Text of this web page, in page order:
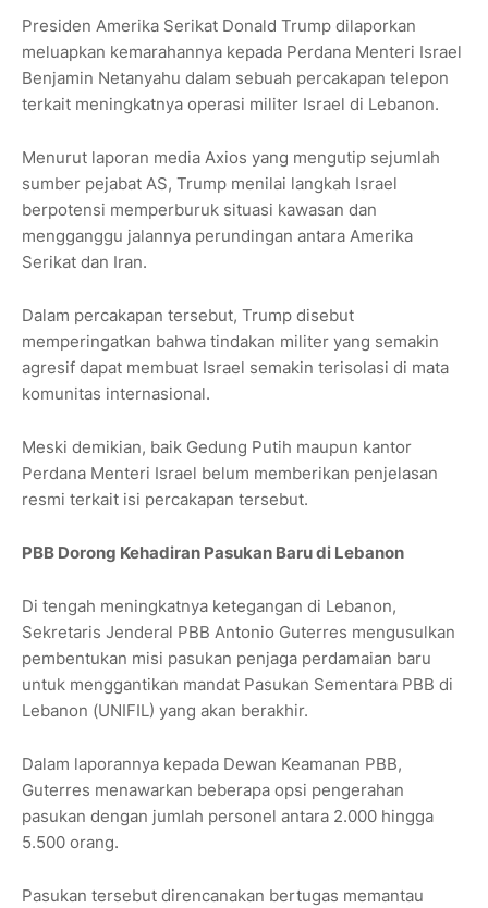
Presiden Amerika Serikat Donald Trump dilaporkan
meluapkan kemarahannya kepada Perdana Menteri Israel
Benjamin Netanyahu dalam sebuah percakapan telepon
terkait meningkatnya operasi militer Israel di Lebanon.
Menurut laporan media Axios yang mengutip sejumlah
sumber pejabat AS, Trump menilai langkah Israel
berpotensi memperburuk situasi kawasan dan
mengganggu jalannya perundingan antara Amerika
Serikat dan Iran.
Dalam percakapan tersebut, Trump disebut
memperingatkan bahwa tindakan militer yang semakin
agresif dapat membuat Israel semakin terisolasi di mata
komunitas internasional.
Meski demikian, baik Gedung Putih maupun kantor
Perdana Menteri Israel belum memberikan penjelasan
resmi terkait isi percakapan tersebut.
PBB Dorong Kehadiran Pasukan Baru di Lebanon
Di tengah meningkatnya ketegangan di Lebanon,
Sekretaris Jenderal PBB Antonio Guterres mengusulkan
pembentukan misi pasukan penjaga perdamaian baru
untuk menggantikan mandat Pasukan Sementara PBB di
Lebanon (UNIFIL) yang akan berakhir.
Dalam laporannya kepada Dewan Keamanan PBB,
Guterres menawarkan beberapa opsi pengerahan
pasukan dengan jumlah personel antara 2.000 hingga
5.500 orang.
Pasukan tersebut direncanakan bertugas memantau